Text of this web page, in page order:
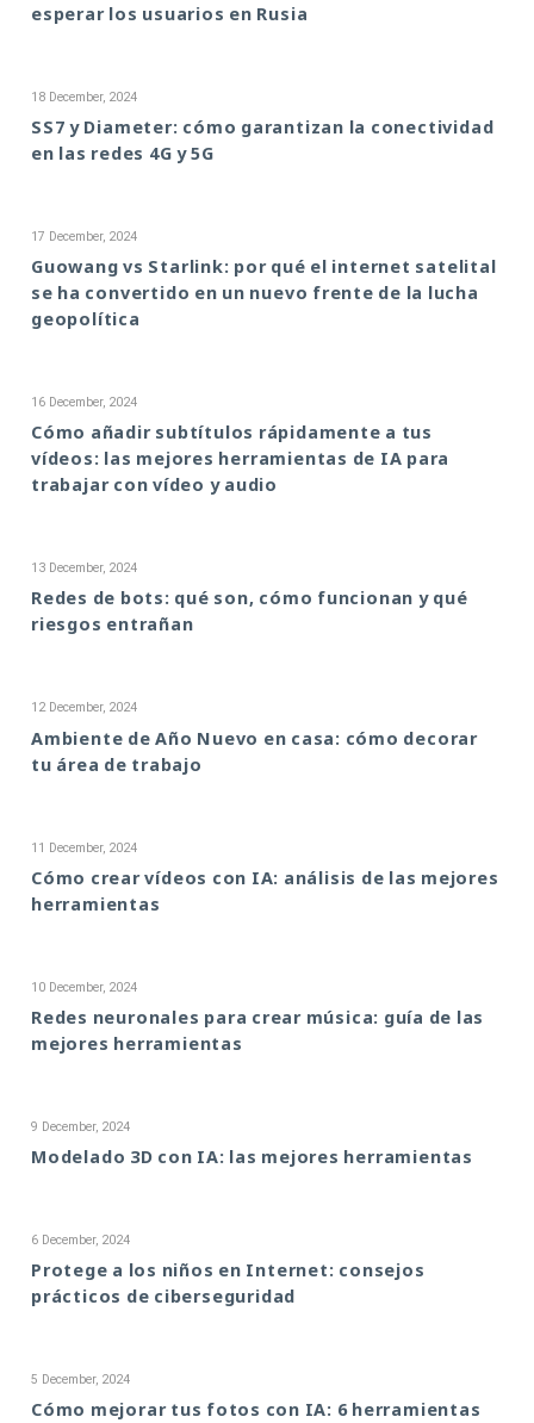
esperar los usuarios en Rusia
18 December, 2024
SS7 y Diameter: cómo garantizan la conectividad
en las redes 4G y 5G
17 December, 2024
Guowang vs Starlink: por qué el internet satelital
se ha convertido en un nuevo frente de la lucha
geopolítica
16 December, 2024
Cómo añadir subtítulos rápidamente a tus
vídeos: las mejores herramientas de IA para
trabajar con vídeo y audio
13 December, 2024
Redes de bots: qué son, cómo funcionan y qué
riesgos entrañan
12 December, 2024
Ambiente de Año Nuevo en casa: cómo decorar
tu área de trabajo
11 December, 2024
Cómo crear vídeos con IA: análisis de las mejores
herramientas
10 December, 2024
Redes neuronales para crear música: guía de las
mejores herramientas
9 December, 2024
Modelado 3D con IA: las mejores herramientas
6 December, 2024
Protege a los niños en Internet: consejos
prácticos de ciberseguridad
5 December, 2024
Cómo mejorar tus fotos con IA: 6 herramientas